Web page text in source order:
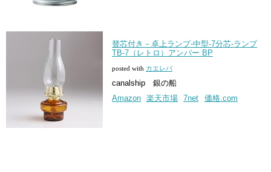
替芯付き－卓上ランプ-中型-7分芯-ランプ
TB-7（レトロ）アンバー BP
posted with カエレバ
canalship 銀の船
Amazon 楽天市場 7net 価格.com